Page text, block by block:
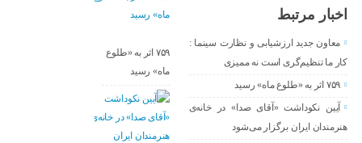
اخبار مرتبط
معاون جدید ارزشیابی و نظارت سینما :
کار ما تنظیم‌گری است نه ممیزی
۷۵۹ اثر به «طلوع ماه» رسید
آیین نکوداشت «آقای صدا» در خانه‌ی
هنرمندان ایران برگزار می‌شود
۷۵۹ اثر به «طلوع
ماه» رسید